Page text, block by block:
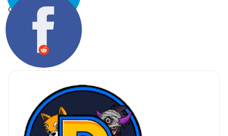
Chia sẻ: